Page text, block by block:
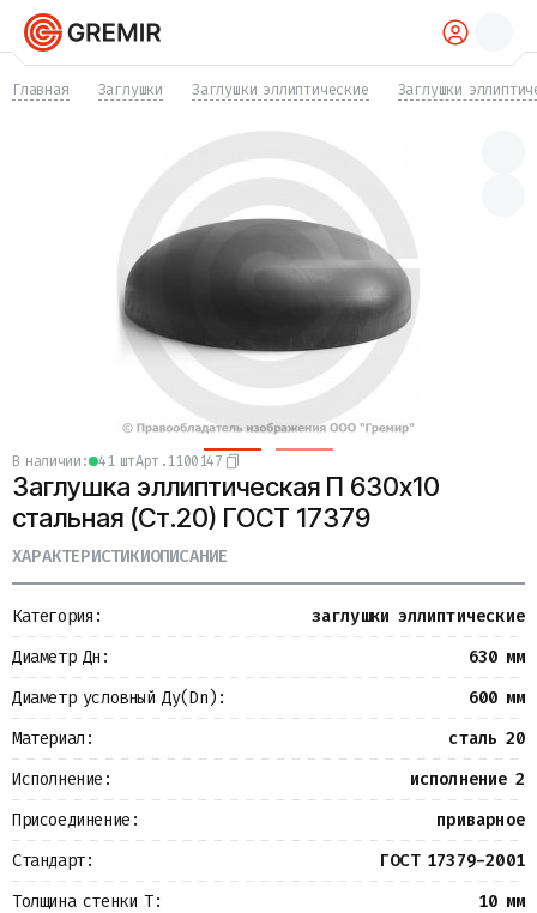
Переходы
Тройники
Заглушки
Задвижки
Компенсаторы
Фасонные части
Крепеж
Прокладки и уплотнения
Теплоизоляция
Металлопрокат
Измерительные приборы
Баки
Детали трубопроводов
Водомерные узлы
Запорная арматура
Главная Заглушки Заглушки эллиптические Заглушки
в наличии: 41 штАрт.1100147
Заглушка эллиптическая П 630х10
стальная (Ст.20) ГОСТ 17379
ХАРАКТЕРИСТИКИОПИСАНИЕ
Категория:
заглушки эллиптические
Диаметр Дн:
630 мм
Диаметр условный Ду(Dn):
600 мм
Материал:
сталь 20
Исполнение:
исполнение 2
Присоединение:
приварное
Стандарт:
ГОСТ 17379-2001
Толщина стенки Т:
10 мм